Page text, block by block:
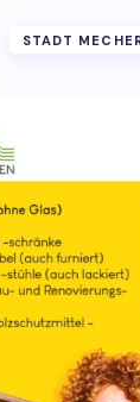
STADT